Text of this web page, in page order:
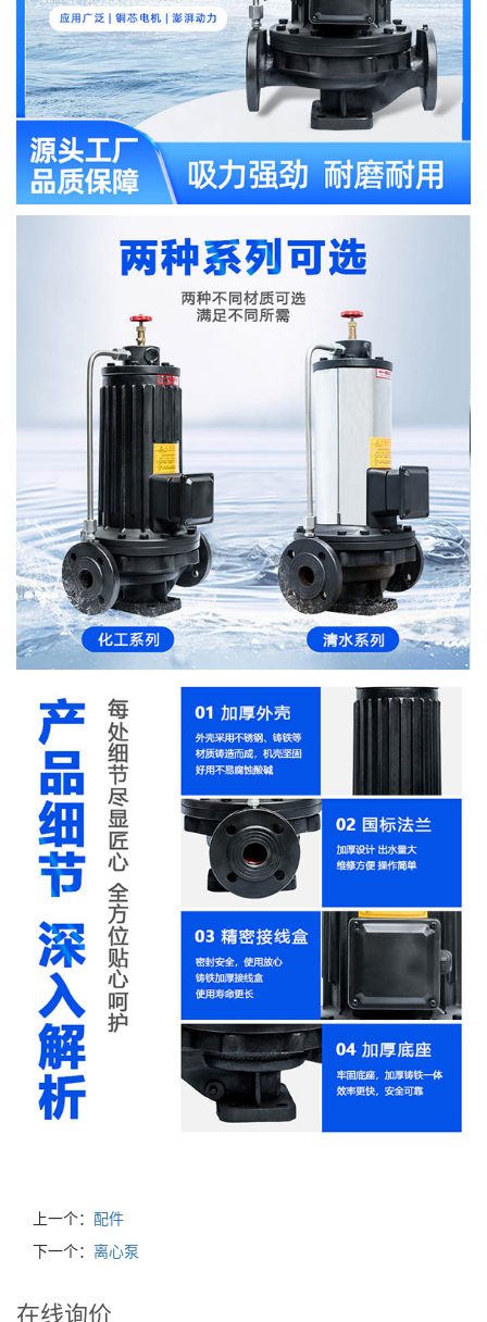
上一个： 配件
下一个： 离心泵
在线询价